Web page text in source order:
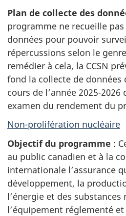
Plan de collecte des
programme ne recueille
données pour pouvoir
répercussions selon le
remédier à cela, la CCSN
fond la collecte de données
cours de l’année 2025-
examen du rendement du
Non-prolifération nucléaire
Objectif du programme :
au public canadien et à la
internationale l’assurance
développement, la
l’énergie et des substances
l’équipement réglementé